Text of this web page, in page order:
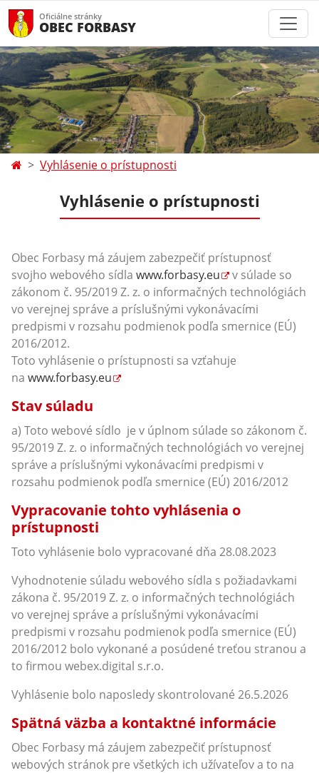
Oficiálne stránky
OBEC FORBASY
Vyhlásenie o prístupnosti
Vyhlásenie o prístupnosti
Obec Forbasy má záujem zabezpečiť prístupnosť
svojho webového sídla www.forbasy.eu
v súlade so
zákonom č. 95/2019 Z. z. o informačných technológiách
vo verejnej správe a príslušnými vykonávacími
predpismi v rozsahu podmienok podľa smernice (EÚ)
2016/2012.
Toto vyhlásenie o prístupnosti sa vzťahuje
na www.forbasy.eu
Stav súladu
a) Toto webové sídlo je v úplnom súlade so zákonom č.
95/2019 Z. z. o informačných technológiách vo verejnej
správe a príslušnými vykonávacími predpismi v
rozsahu podmienok podľa smernice (EÚ) 2016/2012
Vypracovanie tohto vyhlásenia o
prístupnosti
Toto vyhlásenie bolo vypracované dňa 28.08.2023
Vyhodnotenie súladu webového sídla s požiadavkami
zákona č. 95/2019 Z. z. o informačných technológiách
vo verejnej správe a príslušnými vykonávacími
predpismi v rozsahu podmienok podľa smernice (EÚ)
2016/2012 bolo vykonané a posúdené treťou stranou a
to firmou webex.digital s.r.o.
Vyhlásenie bolo naposledy skontrolované 26.5.2026
Spätná väzba a kontaktné informácie
Obec Forbasy má záujem zabezpečiť prístupnosť
webových stránok pre všetkých ich užívateľov a to na